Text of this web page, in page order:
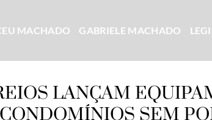
MACHADO GABRIELE MACHADO
LANÇAM
CONDOMÍNIOS SEM